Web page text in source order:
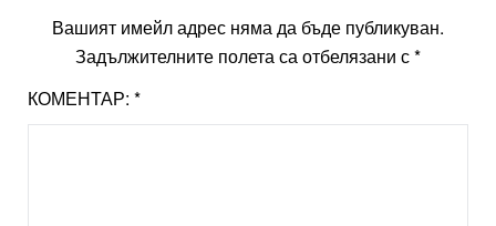
Вашият имейл адрес няма да бъде публикуван.
Задължителните полета са отбелязани с*
КОМЕНТАР: *